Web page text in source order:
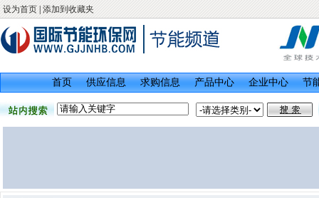
设为首页 添加到收藏夹
首页 供应信息 求购信息 产品中心 企业中心 节